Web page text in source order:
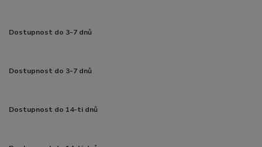
Dostupnost do 3-7 dnů
Dostupnost do 3-7 dnů
Dostupnost do 14-ti dnů